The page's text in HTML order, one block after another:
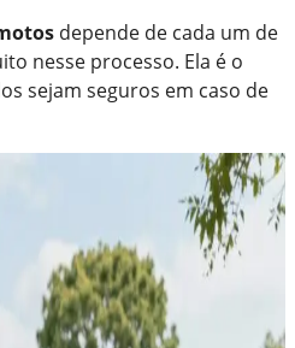
depende de cada um de
nesse processo. Ela é o
sejam seguros em caso de